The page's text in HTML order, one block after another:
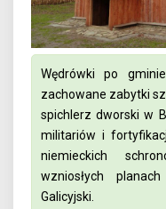
Wędrówki po
zachowane zabytki
spichlerz dworski w
militariów i
niemieckich
wzniosłych
Galicyjski.